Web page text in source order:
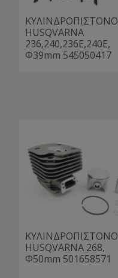
ΚΥΛΙΝΔΡΟΠΙΣΤΟΝΟ
HUSQVARNA
236,240,236E,240E,
Φ39mm 545050417
ΚΥΛΙΝΔΡΟΠΙΣΤΟΝΟ
HUSQVARNA 268,
Φ50mm 501658571